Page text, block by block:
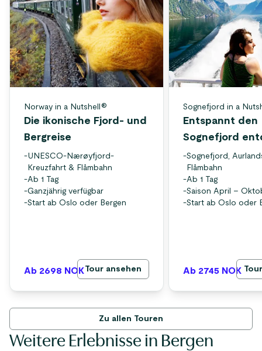
Norway in a Nutshell®
Die ikonische Fjord- und
Bergreise
-UNESCO-Nærøyfjord-
Kreuzfahrt & Flåmbahn
-Ab 1 Tag
-Ganzjährig verfügbar
-Start ab Oslo oder Bergen
Ab 2698 NOKTour ansehen
Sognefjord in a
Entspannt den
Sognefjord
-Sognefjord,
Flåmbahn
-Ab 1 Tag
-Saison April –
-Start ab Oslo oder
Ab 2745 NOK
Zu allen Touren
Weitere Erlebnisse in Bergen